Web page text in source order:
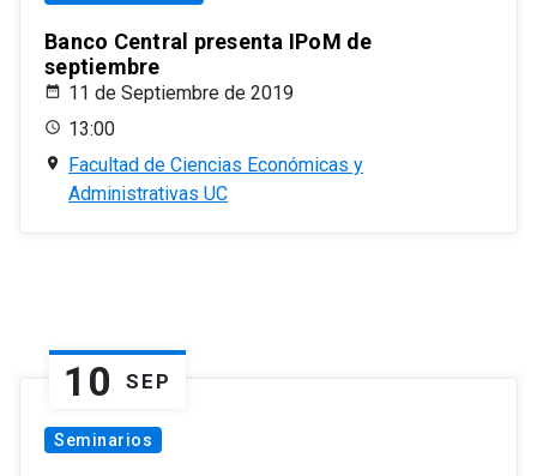
Banco Central presenta IPoM de
septiembre
11 de Septiembre de 2019
13:00
Facultad de Ciencias Económicas y
Administrativas UC
10 SEP
Seminarios